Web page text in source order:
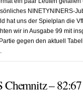
NINETYNINERS-
hat uns der Spielplan die
wir in Ausgabe 99 mit
gegen den aktuell
–